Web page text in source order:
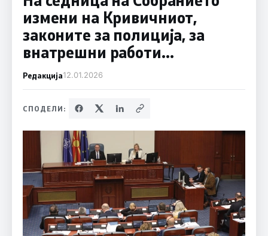
измени на Кривичниот,
законите за полиција, за
внатрешни работи…
Редакција12.01.2026
СПОДЕЛИ: